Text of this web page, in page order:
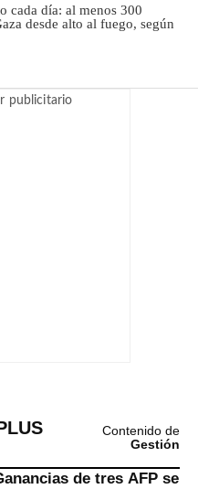
cada día: al menos 300
desde alto al fuego, según
Contenido de
Gestión
de tres AFP se